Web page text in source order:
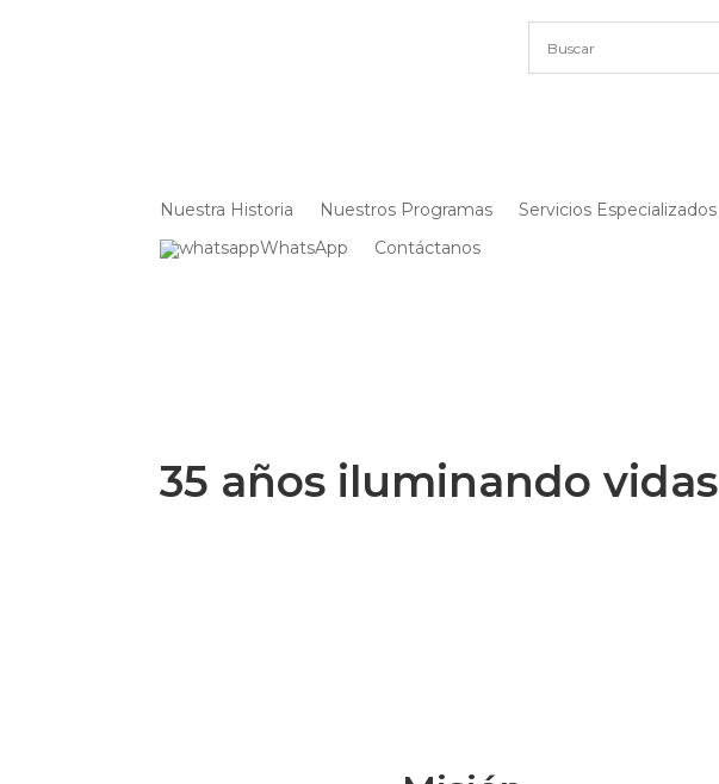
Nuestra Historia Nuestros Programas Servicios Especializados
WhatsApp
Contáctanos
35 años iluminando vidas